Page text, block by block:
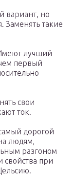
вариант, но
Заменять такие
лучший
первый
свои
ток.
дорогой
людям,
разгоном
свойства при